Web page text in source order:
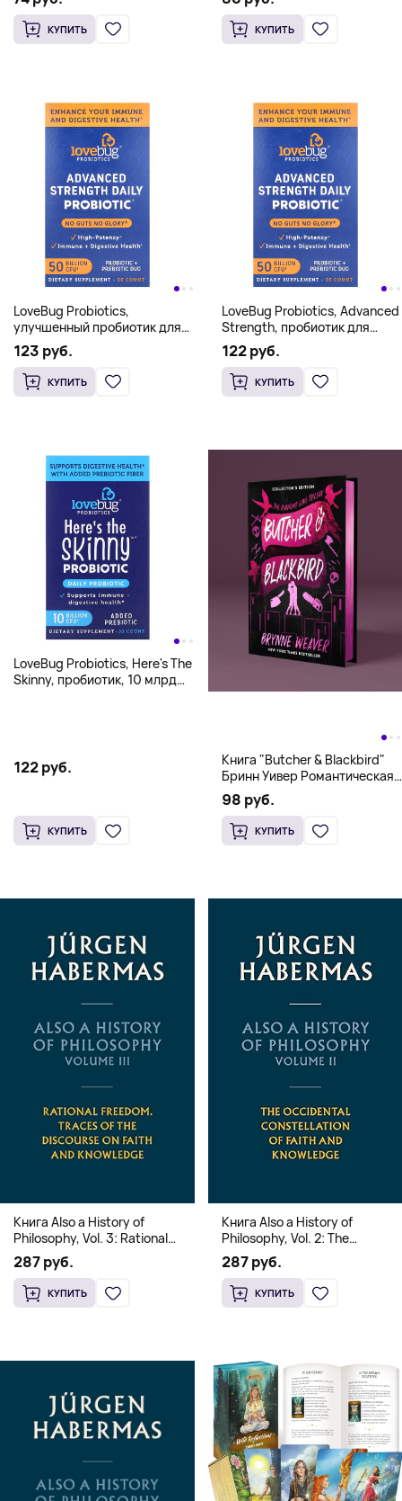
млрд КОЕ, 30 капсул
КУПИТЬ КУПИТЬ
LoveBug Probiotics,
улучшенный пробиотик для
ежедневного приема, 50
млрд КОЕ, 30 капсул
123 руб.
КУПИТЬ
LoveBug Probiotics, Advanced
Strength, пробиотик для
ежедневного приема,
50 млрд КОЕ, 30 штук
122 руб.
КУПИТЬ
LoveBug Probiotics, Here's The
Skinny, пробиотик, 10 млрд
122 руб.
КУПИТЬ
Книга "Butcher & Blackbird"
Бринн Уивер Романтическая
комедия о серийных убийцах
(18+)
98 руб.
КУПИТЬ
Книга Also a History of
Philosophy, Vol. 3: Rational
Freedom. Traces of the
Discourse on Faith and
Knowledge (Твердый
переплет)
287 руб.
КУПИТЬ
Книга Also a History of
Philosophy, Vol. 2: The
Occidental Constellation of
Faith and Knowledge
(Твердый переплет)
287 руб.
КУПИТЬ